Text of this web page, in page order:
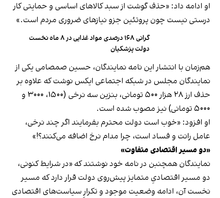
او ادامه داد: «حذف گوشت از سبد کالاهای اساسی و حمایتی کار
درستی نیست چون پروتئین جزو نیازهای ضروری مردم است.»
گرانی ۱۶۸ درصدی مواد غذایی در ۸ ماه نخست
دولت پزشکیان
هم‌زمان با انتشار این نامه نمایندگان، حسین صمصامی یکی از
نمایندگان مجلس در شبکه اجتماعی ایکس نوشت که علاوه بر
حذف ارز ۲۸ هزار ۵۰۰ تومانی، بنزین سه نرخی (۱۵۰۰، ۳۰۰۰ و
۵۰۰۰ تومانی) نیز مصوب شده است.
او افزود: «خوب است دولت محترم بفرمایند اگر چند نرخی،
عامل رانت و فساد است، چرا مدام نرخ اضافه می‌کنند؟!»
«دو مسیر اقتصادی متفاوت»
نمایندگان همچنبن در نامه خود نوشتند که «در شرایط کنونی،
دو مسیر اقتصادیِ متمایز پیش‌روی دولت قرار دارد که مسیر
نخست آن، ادامه وضعیت موجود و تکرارِ سیاست‌های اقتصادی